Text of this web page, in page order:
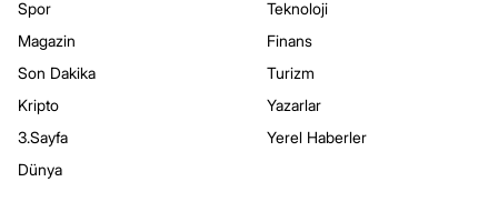
Spor
Magazin
Son Dakika
Kripto
3.Sayfa
Dünya
Teknoloji
Finans
Turizm
Yazarlar
Yerel Haberler